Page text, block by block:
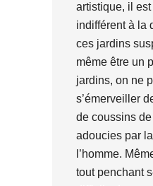
artistique, il
indifférent à la
ces jardins
même être un
jardins, on ne
s’émerveiller
de coussins
adoucies par
l’homme.
tout penchant